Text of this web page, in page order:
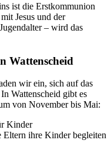
ist die Erstkommunion
Jesus und der
– wird das
Wattenscheid
wir ein, sich auf das
Wattenscheid gibt es
von November bis Mai:
Kinder
ihre Kinder begleiten